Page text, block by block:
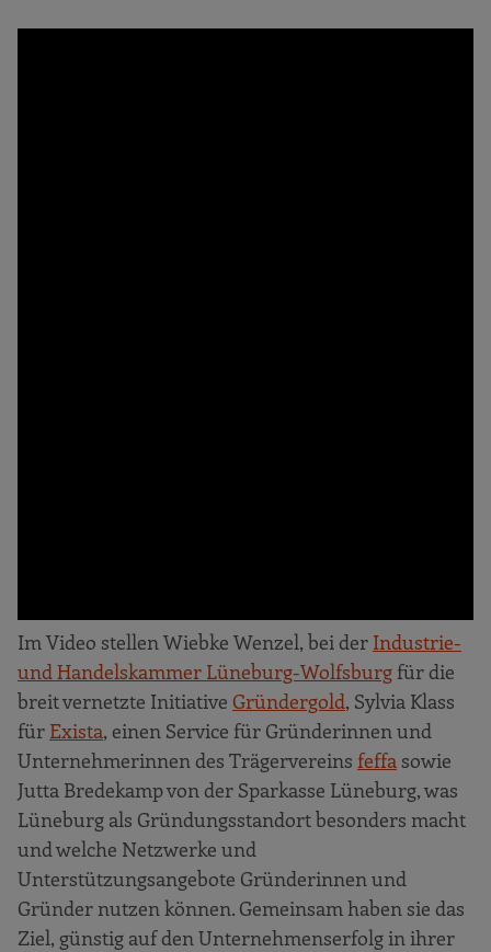
Im Video stellen Wiebke Wenzel, bei der Industrie-
und Handelskammer Lüneburg-Wolfsburg für die
breit vernetzte Initiative Gründergold, Sylvia Klass
für Exista, einen Service für Gründerinnen und
Unternehmerinnen des Trägervereins feffa sowie
Jutta Bredekamp von der Sparkasse Lüneburg, was
Lüneburg als Gründungsstandort besonders macht
und welche Netzwerke und
Unterstützungsangebote Gründerinnen und
Gründer nutzen können. Gemeinsam haben sie das
Ziel, günstig auf den Unternehmenserfolg in ihrer